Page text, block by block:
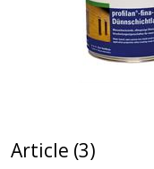
Article (3)